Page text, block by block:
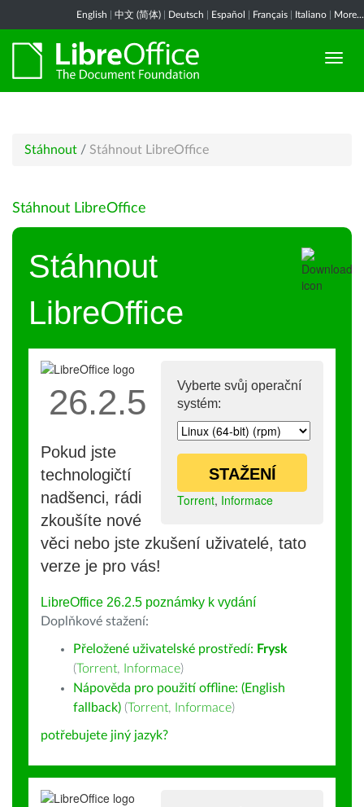
English 中文 (简体) Deutsch Español Français Italiano More...
Stáhnout / Stáhnout LibreOffice
Stáhnout LibreOffice
Stáhnout
LibreOffice
Vyberte svůj operační
systém:
STAŽENÍ
Torrent, Informace
26.2.5
Pokud jste
technologičtí
nadšenci, rádi
zkoušíte nové
věci nebo jste zkušení uživatelé, tato
verze je pro vás!
LibreOffice 26.2.5 poznámky k vydání
Doplňkové stažení:
Přeložené uživatelské prostředí: Frysk
(Torrent, Informace)
Nápověda pro použití offline: (English
fallback) (Torrent, Informace)
potřebujete jiný jazyk?